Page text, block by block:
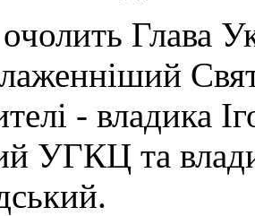
Глава
- владика
УГКЦ та